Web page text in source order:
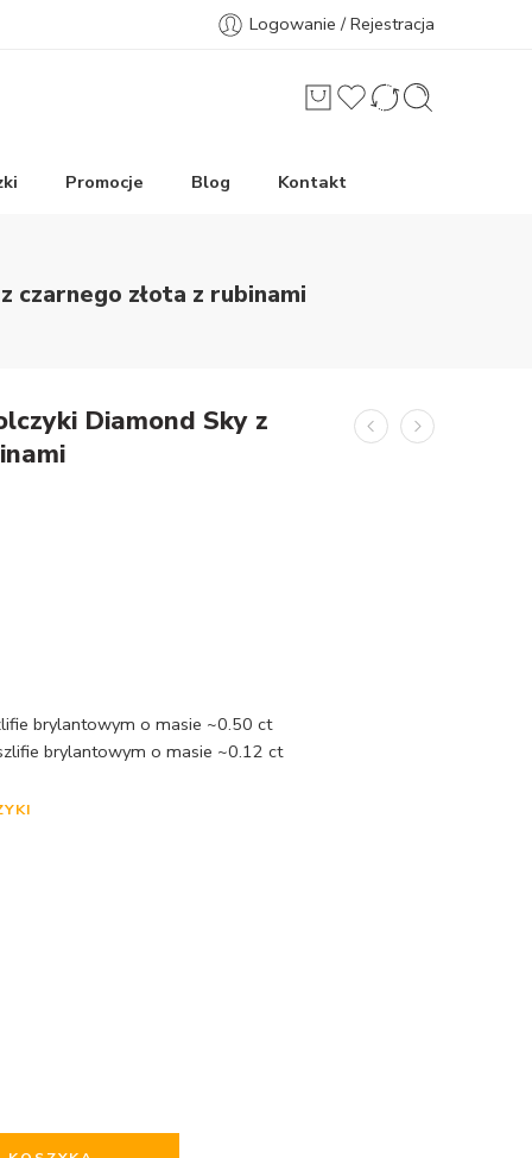
Logowanie / Rejestracja
Promocje Blog Kontakt
czarnego złota z rubinami
Diamond Sky z
brylantowym o masie ~0.50 ct
brylantowym o masie ~0.12 ct